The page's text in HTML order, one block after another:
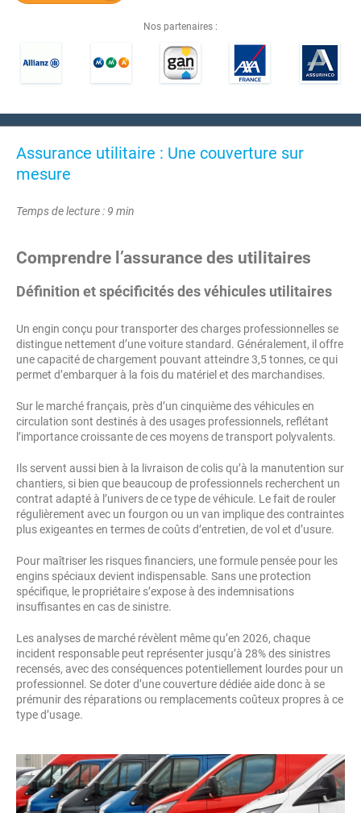
Nos partenaires :
Assurance utilitaire : Une couverture sur
mesure
Temps de lecture : 9 min
Comprendre l’assurance des utilitaires
Définition et spécificités des véhicules utilitaires
Un engin conçu pour transporter des charges professionnelles se
distingue nettement d’une voiture standard. Généralement, il offre
une capacité de chargement pouvant atteindre 3,5 tonnes, ce qui
permet d’embarquer à la fois du matériel et des marchandises.
Sur le marché français, près d’un cinquième des véhicules en
circulation sont destinés à des usages professionnels, reflétant
l’importance croissante de ces moyens de transport polyvalents.
Ils servent aussi bien à la livraison de colis qu’à la manutention sur
chantiers, si bien que beaucoup de professionnels recherchent un
contrat adapté à l’univers de ce type de véhicule. Le fait de rouler
régulièrement avec un fourgon ou un van implique des contraintes
plus exigeantes en termes de coûts d’entretien, de vol et d’usure.
Pour maîtriser les risques financiers, une formule pensée pour les
engins spéciaux devient indispensable. Sans une protection
spécifique, le propriétaire s’expose à des indemnisations
insuffisantes en cas de sinistre.
Les analyses de marché révèlent même qu’en 2026, chaque
incident responsable peut représenter jusqu’à 28% des sinistres
recensés, avec des conséquences potentiellement lourdes pour un
professionnel. Se doter d’une couverture dédiée aide donc à se
prémunir des réparations ou remplacements coûteux propres à ce
type d’usage.